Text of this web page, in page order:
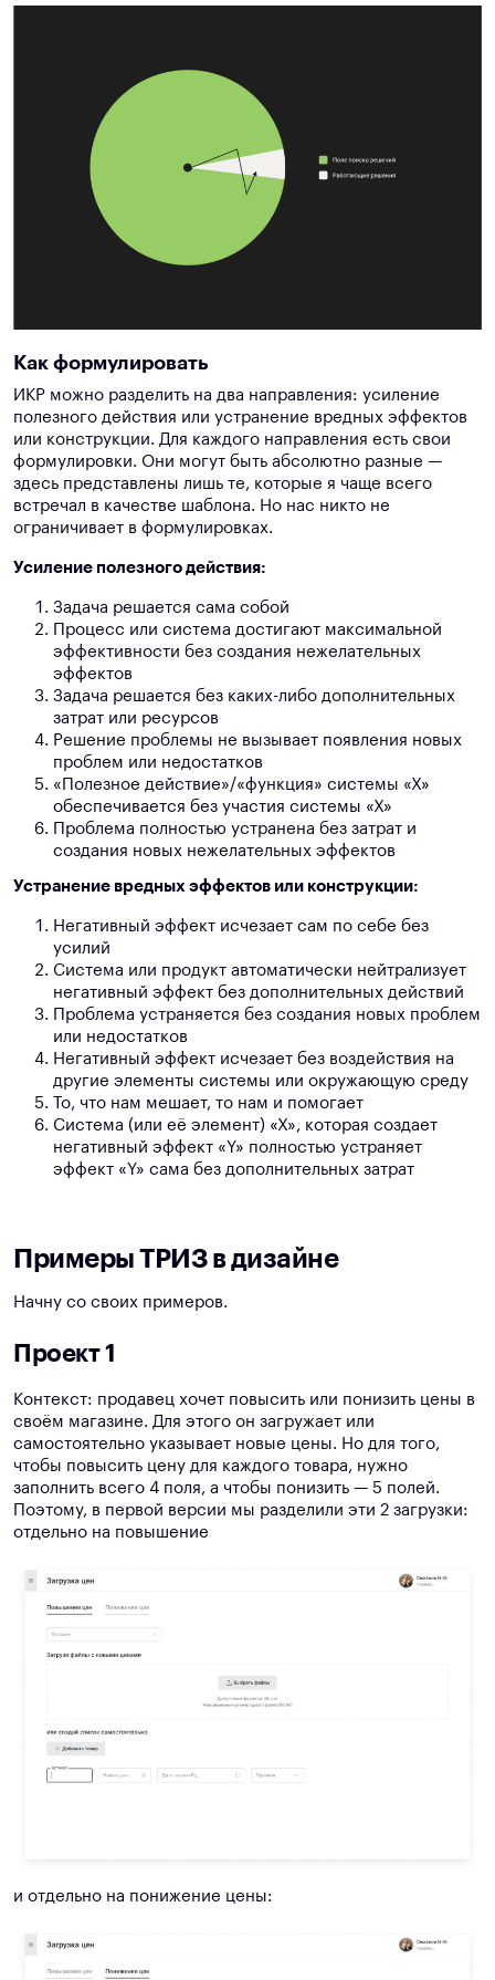
Как формулировать
ИКР можно разделить на два направления: усиление
полезного действия или устранение вредных эффектов
или конструкции. Для каждого направления есть свои
формулировки. Они могут быть абсолютно разные —
здесь представлены лишь те, которые я чаще всего
встречал в качестве шаблона. Но нас никто не
ограничивает в формулировках.
Усиление полезного действия:
Задача решается сама собой
Процесс или система достигают максимальной
эффективности без создания нежелательных
эффектов
Задача решается без каких-либо дополнительных
затрат или ресурсов
Решение проблемы не вызывает появления новых
проблем или недостатков
«Полезное действие»/«функция» системы «Х»
обеспечивается без участия системы «Х»
Проблема полностью устранена без затрат и
создания новых нежелательных эффектов
Устранение вредных эффектов или конструкции:
Негативный эффект исчезает сам по себе без
усилий
Система или продукт автоматически нейтрализует
негативный эффект без дополнительных действий
Проблема устраняется без создания новых проблем
или недостатков
Негативный эффект исчезает без воздействия на
другие элементы системы или окружающую среду
То, что нам мешает, то нам и помогает
Система (или её элемент) «Х», которая создает
негативный эффект «Y» полностью устраняет
эффект «Y» сама без дополнительных затрат
Примеры ТРИЗ в дизайне
Начну со своих примеров.
Проект 1
Контекст: продавец хочет повысить или понизить цены в
своём магазине. Для этого он загружает или
самостоятельно указывает новые цены. Но для того,
чтобы повысить цену для каждого товара, нужно
заполнить всего 4 поля, а чтобы понизить — 5 полей.
Поэтому, в первой версии мы разделили эти 2 загрузки:
отдельно на повышение
и отдельно на понижение цены: